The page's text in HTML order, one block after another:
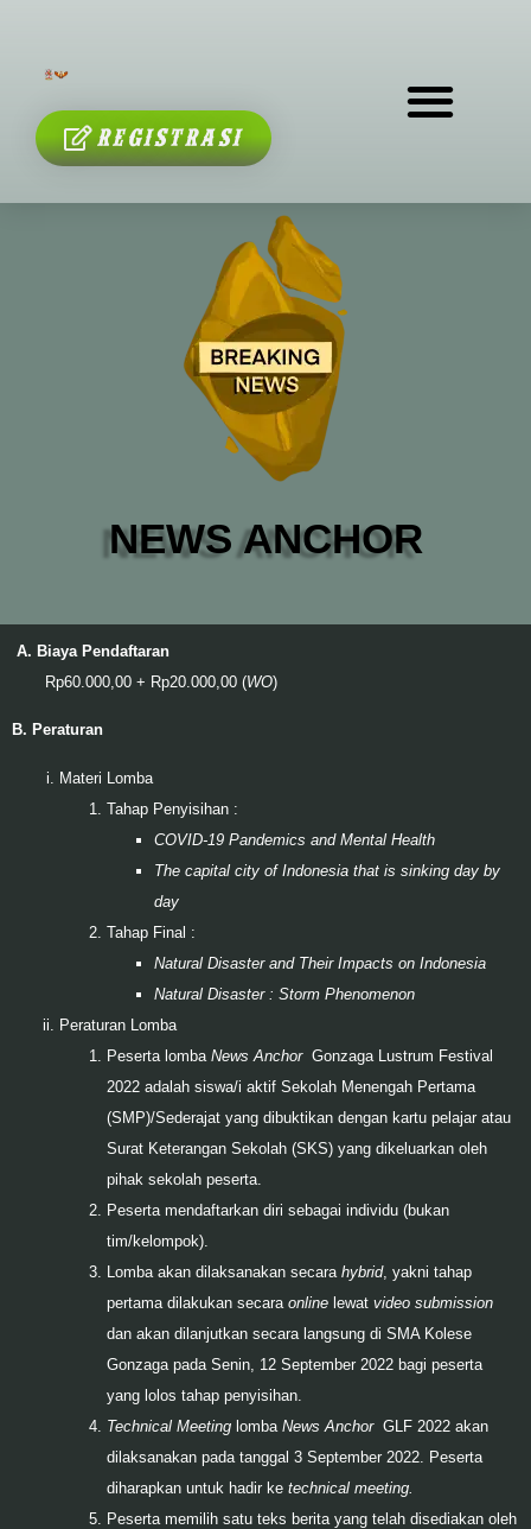
REGISTRASI
NEWS ANCHOR
A. Biaya Pendaftaran
Rp60.000,00 + Rp20.000,00 (WO)
B. Peraturan
Materi Lomba
Tahap Penyisihan :
COVID-19 Pandemics and Mental Health
The capital city of Indonesia that is sinking day by
day
Tahap Final :
Natural Disaster and Their Impacts on Indonesia
Natural Disaster : Storm Phenomenon
Peraturan Lomba
Peserta lomba News AnchorGonzaga Lustrum Festival
2022 adalah siswa/i aktif Sekolah Menengah Pertama
(SMP)/Sederajat yang dibuktikan dengan kartu pelajar atau
Surat Keterangan Sekolah (SKS) yang dikeluarkan oleh
pihak sekolah peserta.
Peserta mendaftarkan diri sebagai individu (bukan
tim/kelompok).
Lomba akan dilaksanakan secara hybrid, yakni tahap
pertama dilakukan secara online lewat video submission
dan akan dilanjutkan secara langsung di SMA Kolese
Gonzaga pada Senin, 12 September 2022 bagi peserta
yang lolos tahap penyisihan.
Technical Meeting lomba News Anchor GLF 2022 akan
dilaksanakan pada tanggal 3 September 2022. Peserta
diharapkan untuk hadir ke technical meeting.
Peserta memilih satu teks berita yang telah disediakan oleh